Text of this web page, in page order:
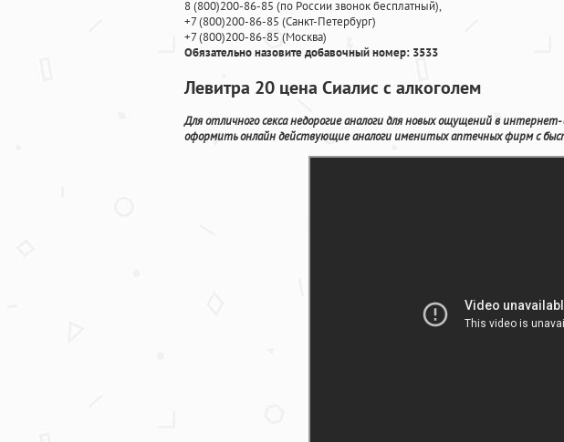
8(800)200-86-85 (по России звонок бесплатный),
+7(800)200-86-85 (Санкт-Петербург)
+7(800)200-86-85 (Москва)
Обязательно назовите добавочный номер: 3533
Левитра 20 цена Сиалис с алкоголем
Для отличного секса недорогие аналоги для новых ощущений в
оформить онлайн действующие аналоги именитых аптечных фирм с